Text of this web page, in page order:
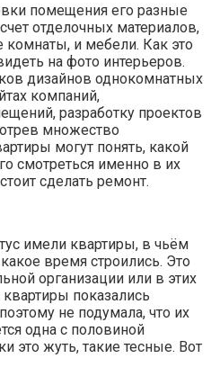
помещения его разные
отделочных материалов,
и мебели. Как это
на фото интерьеров.
дизайнов однокомнатных
компаний,
разработку проектов
множество
могут понять, какой
смотреться именно в их
сделать ремонт.
имели квартиры, в чьём
время строились. Это
организации или в этих
показались
не подумала, что их
одна с половиной
это жуть, такие тесные. Вот